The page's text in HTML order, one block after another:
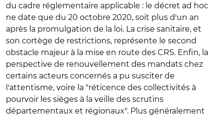
du cadre réglementaire applicable : le décret ad hoc
ne date que du 20 octobre 2020, soit plus d'un an
après la promulgation de la loi. La crise sanitaire, et
son cortège de restrictions, représente le second
obstacle majeur à la mise en route des CRS. Enfin, la
perspective de renouvellement des mandats chez
certains acteurs concernés a pu susciter de
l'attentisme, voire la "réticence des collectivités à
pourvoir les sièges à la veille des scrutins
départementaux et régionaux". Plus généralement